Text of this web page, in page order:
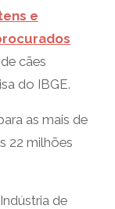
e
cães
do IBGE.
as mais de
22 milhões
de